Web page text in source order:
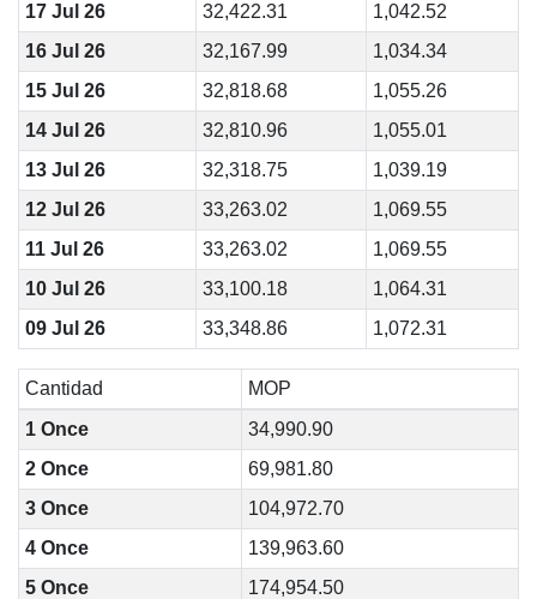
17 Jul 26
32,422.31
1,042.52
16 Jul 26
32,167.99
1,034.34
15 Jul 26
32,818.68
1,055.26
14 Jul 26
32,810.96
1,055.01
13 Jul 26
32,318.75
1,039.19
12 Jul 26
33,263.02
1,069.55
11 Jul 26
33,263.02
1,069.55
10 Jul 26
33,100.18
1,064.31
09 Jul 26
33,348.86 1,072.31
Cantidad
MOP
1 Once
34,990.90
2 Once
69,981.80
3 Once
104,972.70
4 Once
139,963.60
5 Once
174,954.50